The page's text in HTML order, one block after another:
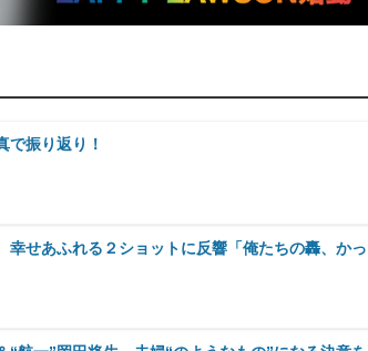
で振り返り！
幸せあふれる２ショットに反響「俺たちの轟、かっ